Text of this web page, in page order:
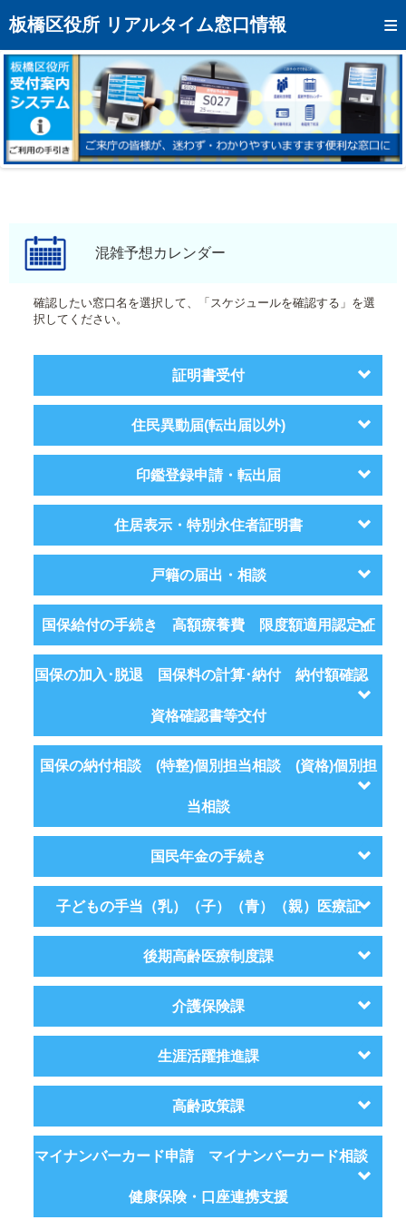
板橋区役所 リアルタイム窓口情報
トップページへ
混雑予想カレンダー
リアルタイム混雑状況
リアルタイム受付番号状況
メール通知登録
モバイルサイト
区役所フロアマップ
混雑予想カレンダー
確認したい窓口名を選択して、「スケジュールを確認する」を選
択してください。
証明書受付
住民異動届(転出届以外)
印鑑登録申請・転出届
住居表示・特別永住者証明書
戸籍の届出・相談
国保給付の手続き 高額療養費 限度額適用認定証
国保の加入･脱退 国保料の計算･納付 納付額確認
資格確認書等交付
国保の納付相談 (特整)個別担当相談 (資格)個別担
当相談
国民年金の手続き
子どもの手当（乳）（子）（青）（親）医療証
後期高齢医療制度課
介護保険課
生涯活躍推進課
高齢政策課
マイナンバーカード申請 マイナンバーカード相談
健康保険・口座連携支援